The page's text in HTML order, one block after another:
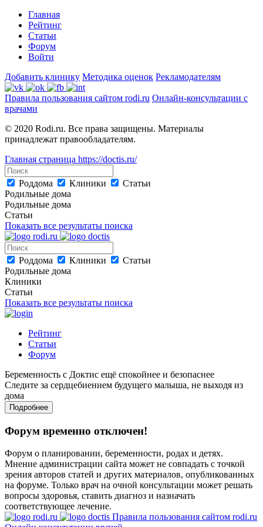
Главная
Рейтинг
Статьи
Форум
Войти
Добавить клинику Методика оценок Рекламодателям
Правила пользования сайтом rodi.ru Онлайн-консультации с
врачами
© 2020 Rodi.ru. Все права защищены. Материалы
принадлежат правообладателям.
Главная страница https://doctis.ru/
Роддома Клиники
Статьи
Родильные дома
Родильные дома
Статьи
Показать все результаты поиска
Роддома Клиники
Статьи
Родильные дома
Клиники
Статьи
Показать все результаты поиска
Рейтинг
Статьи
Форум
Беременность с Доктис ещё спокойнее и безопаснее
Следите за сердцебиением будущего малыша, не выходя из
дома
Подробнее
Форум временно отключен!
Форум о планировании, беременности, родах и детях.
Мнение администрации сайта может не совпадать с точкой
зрения авторов статей и других материалов, опубликованных
на форуме. Только врач на очной консультации может решать
вопросы здоровья, ставить диагноз и назначать
соответствующее лечение.
Правила пользования сайтом rodi.ru